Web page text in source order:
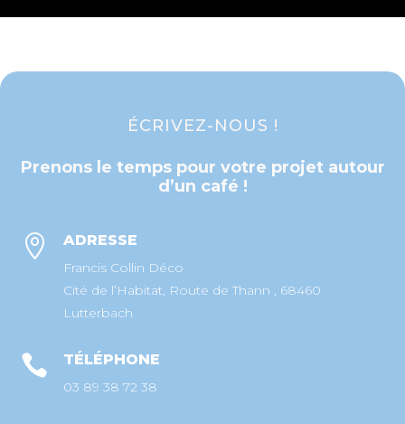
ÉCRIVEZ-NOUS !
Prenons le temps pour votre projet autour
d’un café !
 ADRESSE
Francis Collin Déco
Cité de l’Habitat, Route de Thann , 68460
Lutterbach
 TÉLÉPHONE
03 89 38 72 38